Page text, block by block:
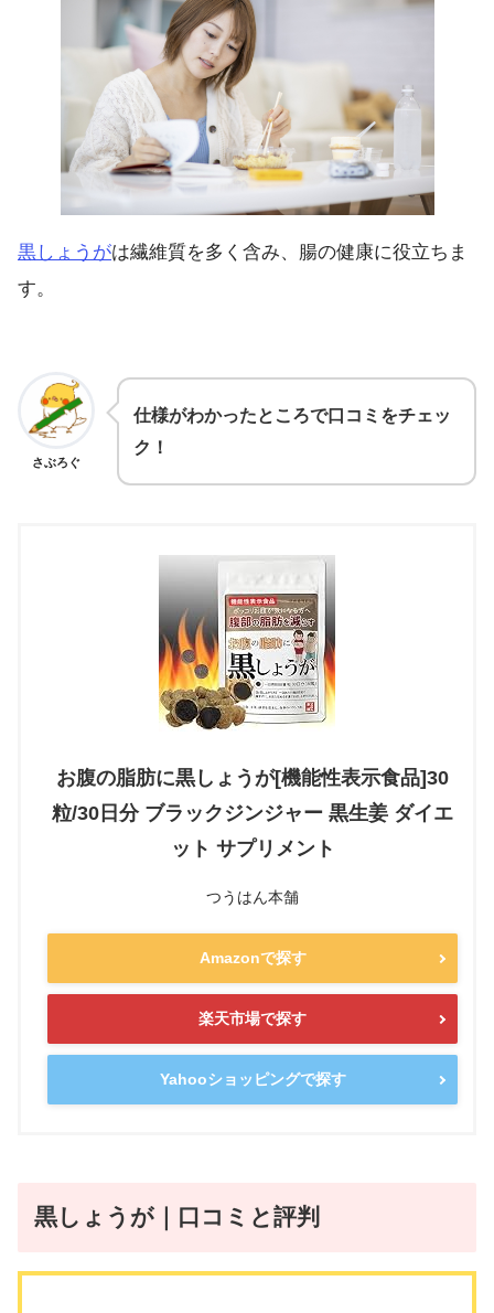
黒しょうがは繊維質を多く含み、腸の健康に役立ちま
す。
さぶろぐ
仕様がわかったところで口コミをチェッ
ク！
お腹の脂肪に黒しょうが[機能性表示食品]30
粒/30日分 ブラックジンジャー 黒生姜 ダイエ
ット サプリメント
つうはん本舗
Amazonで探す
楽天市場で探す
Yahooショッピングで探す
黒しょうが｜口コミと評判